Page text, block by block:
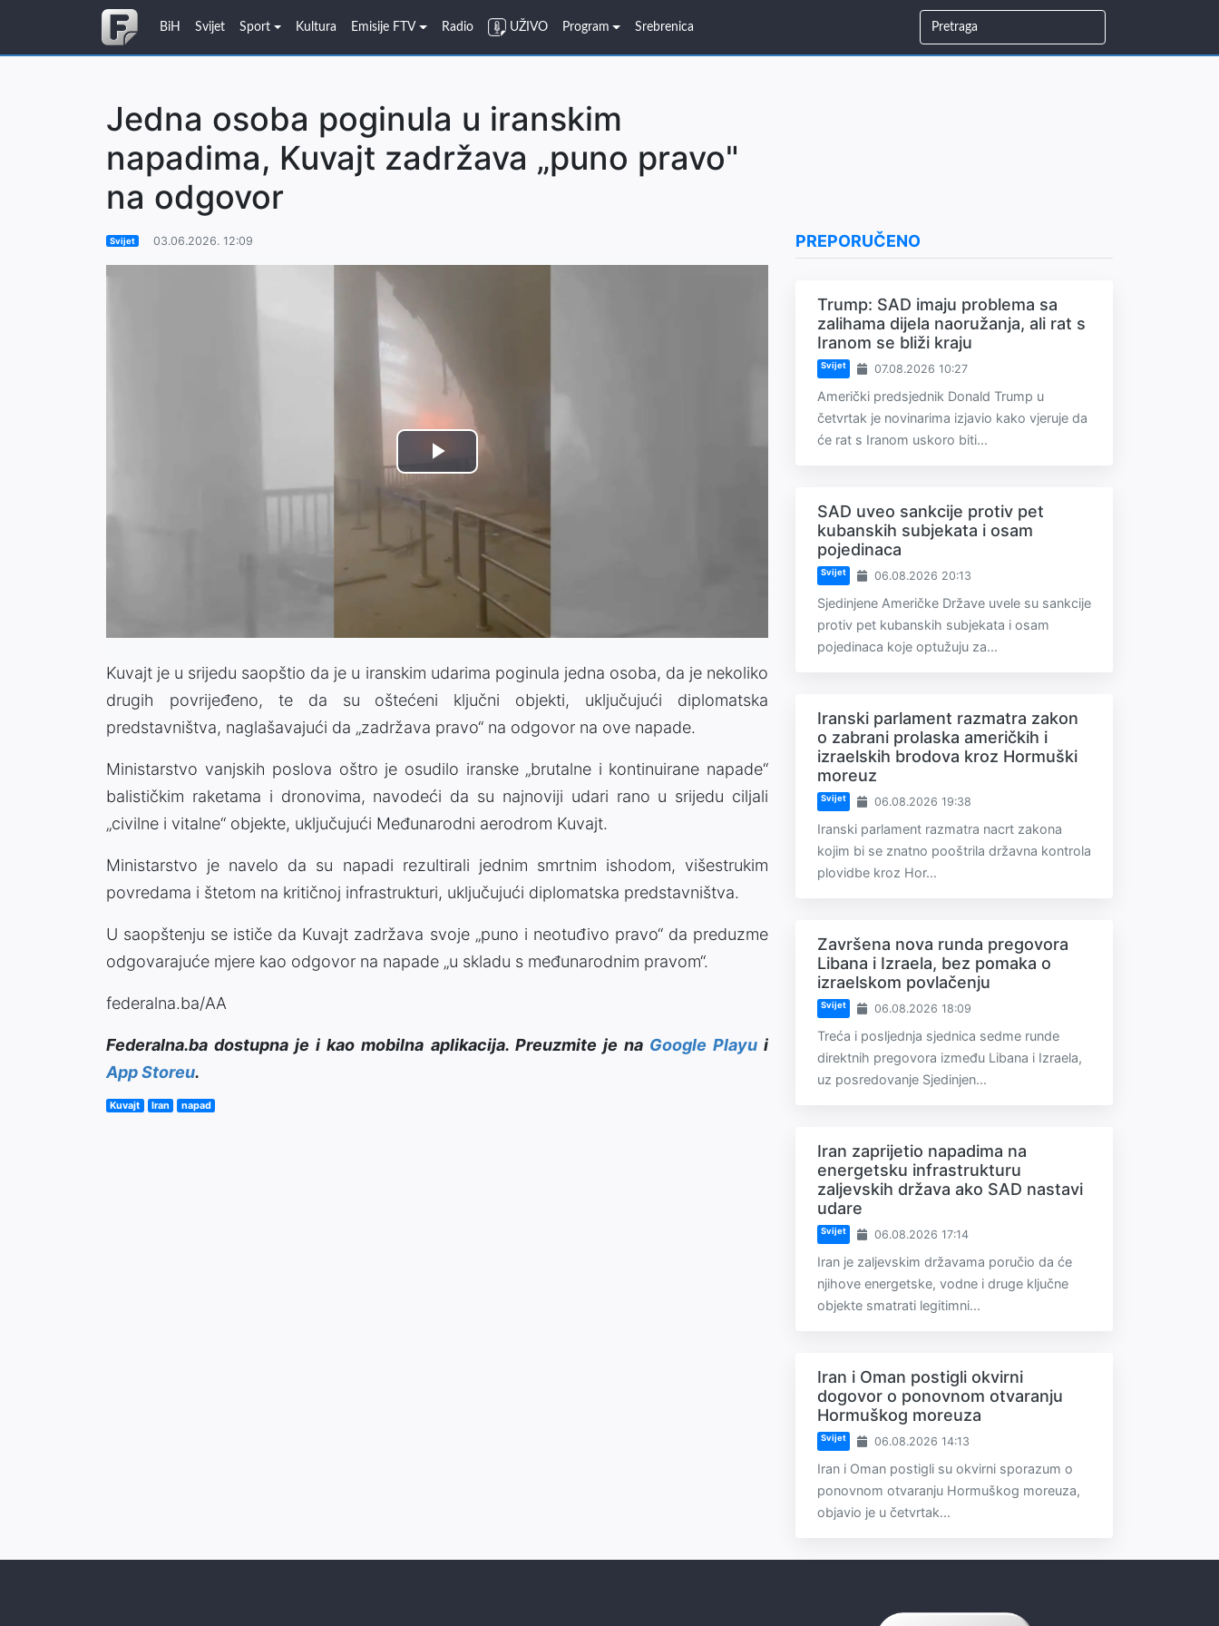
BiH Svijet Sport Kultura Emisije FTV Radio UŽIVO Program Srebrenica
Jedna osoba poginula u iranskim
napadima, Kuvajt zadržava „puno pravo"
na odgovor
Svijet 03.06.2026. 12:09
Play
Video
Kuvajt je u srijedu saopštio da je u iranskim udarima poginula jedna osoba, da je nekoliko
drugih povrijeđeno, te da su oštećeni ključni objekti, uključujući diplomatska
predstavništva, naglašavajući da „zadržava pravo“ na odgovor na ove napade.
Ministarstvo vanjskih poslova oštro je osudilo iranske „brutalne i kontinuirane napade“
balističkim raketama i dronovima, navodeći da su najnoviji udari rano u srijedu ciljali
„civilne i vitalne“ objekte, uključujući Međunarodni aerodrom Kuvajt.
Ministarstvo je navelo da su napadi rezultirali jednim smrtnim ishodom, višestrukim
povredama i štetom na kritičnoj infrastrukturi, uključujući diplomatska predstavništva.
U saopštenju se ističe da Kuvajt zadržava svoje „puno i neotuđivo pravo“ da preduzme
odgovarajuće mjere kao odgovor na napade „u skladu s međunarodnim pravom“.
federalna.ba/AA
Federalna.ba dostupna je i kao mobilna aplikacija. Preuzmite je na Google Playui
App Storeu.
Kuvajt Iran napad
PREPORUČENO
Trump: SAD imaju problema sa
zalihama dijela naoružanja, ali rat s
Iranom se bliži kraju
Svijet 07.08.2026 10:27
Američki predsjednik Donald Trump u
četvrtak je novinarima izjavio kako vjeruje da
će rat s Iranom uskoro biti...
SAD uveo sankcije protiv pet
kubanskih subjekata i osam
pojedinaca
Svijet 06.08.2026 20:13
Sjedinjene Američke Države uvele su sankcije
protiv pet kubanskih subjekata i osam
pojedinaca koje optužuju za...
Iranski parlament razmatra zakon
o zabrani prolaska američkih i
izraelskih brodova kroz Hormuški
moreuz
Svijet 06.08.2026 19:38
Iranski parlament razmatra nacrt zakona
kojim bi se znatno pooštrila državna kontrola
plovidbe kroz Hor...
Završena nova runda pregovora
Libana i Izraela, bez pomaka o
izraelskom povlačenju
Svijet 06.08.2026 18:09
Treća i posljednja sjednica sedme runde
direktnih pregovora između Libana i Izraela,
uz posredovanje Sjedinjen...
Iran zaprijetio napadima na
energetsku infrastrukturu
zaljevskih država ako SAD nastavi
udare
Svijet 06.08.2026 17:14
Iran je zaljevskim državama poručio da će
njihove energetske, vodne i druge ključne
objekte smatrati legitimni...
Iran i Oman postigli okvirni
dogovor o ponovnom otvaranju
Hormuškog moreuza
Svijet 06.08.2026 14:13
Iran i Oman postigli su okvirni sporazum o
ponovnom otvaranju Hormuškog moreuza,
objavio je u četvrtak...